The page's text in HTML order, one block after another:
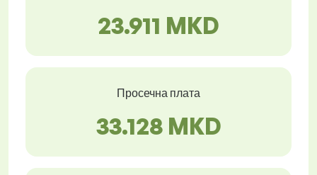
23.911 MKD
Просечна плата
33.128 MKD